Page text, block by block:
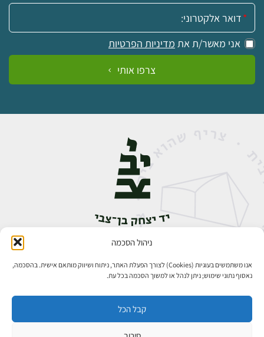
ניהול הסכמה
אנו משתמשים בעוגיות (Cookies) לצורך הפעלת האתר, ניתוח ושיווק מותאם אישית. בהסכמה,
נאסוף נתוני שימוש; ניתן לנהל או למשוך הסכמה בכל עת.
קבל הכל
אימייל:
אני מאשר/ת את מדיניות הפרטיות
צרפו אותי
אבן גבירול 14, רחביה, ירושלים